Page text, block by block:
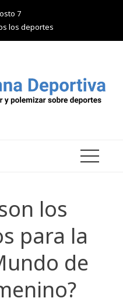
7
los deportes
los
para la
de